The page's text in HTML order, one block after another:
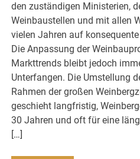
den zuständigen Ministerien,
Weinbaustellen und mit allen
vielen Jahren auf
Die Anpassung der
Markttrends bleibt jedoch
Unterfangen. Die Umstellung
Rahmen der großen
geschieht langfristig,
30 Jahren und oft für eine
[…]